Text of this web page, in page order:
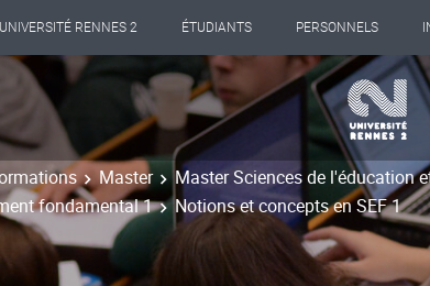
UNIVERSITÉ RENNES 2 ÉTUDIANTS PERSONNELS
Master Master Sciences de l'éducation
fondamental 1
Notions et concepts en SEF 1